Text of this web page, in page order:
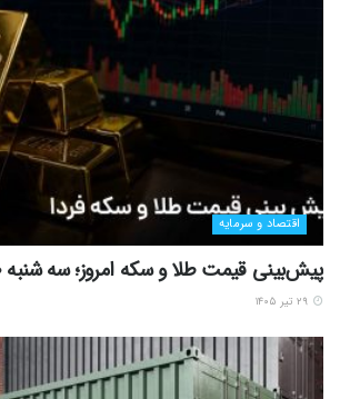
اقتصاد و سرمایه
پیش‌بینی قیمت طلا و سکه امروز؛ سه شنبه 30 تیر 1405